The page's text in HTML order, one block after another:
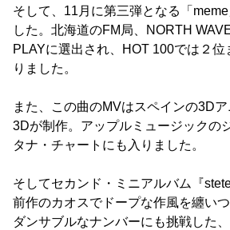
そして、11月に第三弾となる「
した。北海道のFM局、NORTH
PLAYに選出され、HOT 100では２
りました。
また、この曲のMVはスペインの3D
3Dが制作。アップルミュージックの
タナ・チャートにも入りました。
そしてセカンド・ミニアルバム『
前作のカオスでドープな作風を纏い
ダンサブルなナンバーにも挑戦した